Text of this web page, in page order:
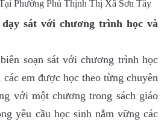
sát với chương trình học và
soạn sát với chương trình học
em được học theo từng chuyên
với một chương trong sách giáo
yêu cầu học sinh nắm vững các